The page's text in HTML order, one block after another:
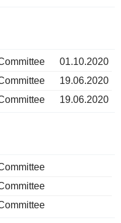
01.10.2020
19.06.2020
19.06.2020